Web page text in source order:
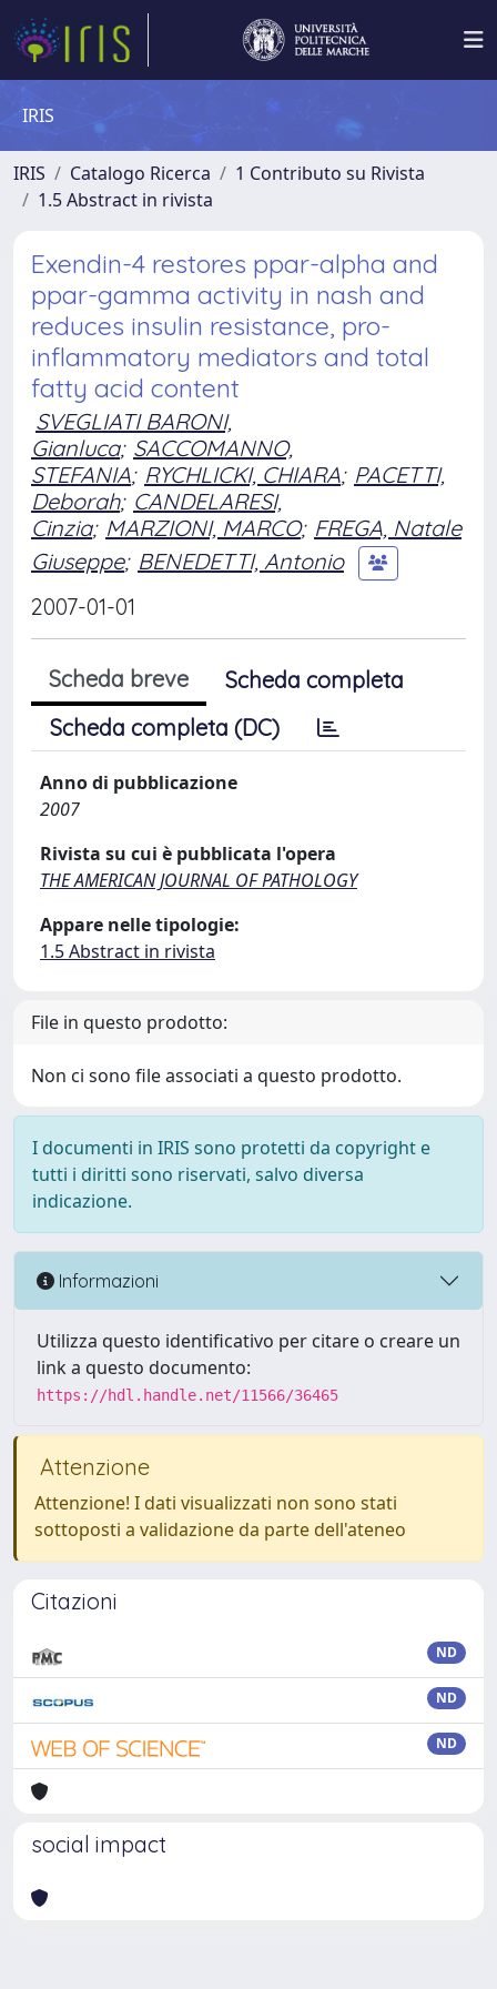
IRIS
IRIS Catalogo Ricerca
1 Contributo su Rivista
1.5 Abstract in rivista
Exendin-4 restores ppar-alpha and
ppar-gamma activity in nash and
reduces insulin resistance, pro-
inflammatory mediators and total
fatty acid content
SVEGLIATI BARONI,
Gianluca; SACCOMANNO,
STEFANIA; RYCHLICKI, CHIARA; PACETTI,
Deborah; CANDELARESI,
Cinzia; MARZIONI, MARCO; FREGA, Natale
Giuseppe; BENEDETTI, Antonio
2007-01-01
Scheda breve
Scheda completa
Scheda completa (DC)
Anno di pubblicazione
2007
Rivista su cui è pubblicata l'opera
THE AMERICAN JOURNAL OF PATHOLOGY
Appare nelle tipologie:
1.5 Abstract in rivista
File in questo prodotto:
Non ci sono file associati a questo prodotto.
I documenti in IRIS sono protetti da copyright e
tutti i diritti sono riservati, salvo diversa
indicazione.
Informazioni
Utilizza questo identificativo per citare o creare un
link a questo documento:
https://hdl.handle.net/11566/36465
Attenzione
Attenzione! I dati visualizzati non sono stati
sottoposti a validazione da parte dell'ateneo
Citazioni
ND
ND
ND
social impact